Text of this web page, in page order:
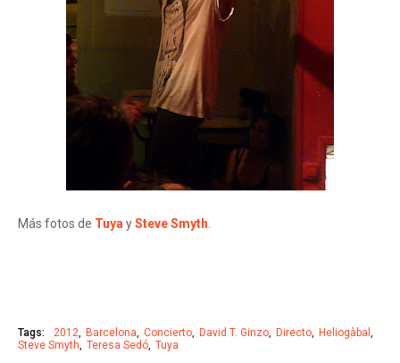
Más fotos de TuyaySteve Smyth.
Tags: 2012 Barcelona Concierto David T. Ginzo Directo
Heliogàbal
Steve Smyth
Teresa Sedó Tuya